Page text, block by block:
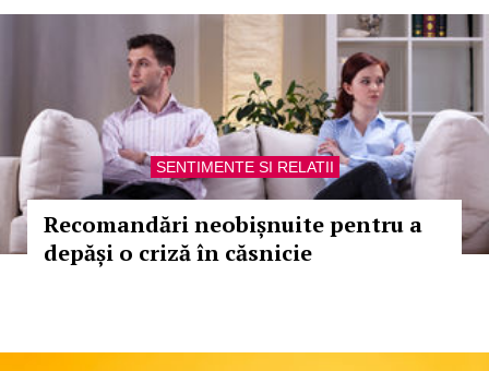
SENTIMENTE SI RELATII
Recomandări neobișnuite pentru a
depăși o criză în căsnicie